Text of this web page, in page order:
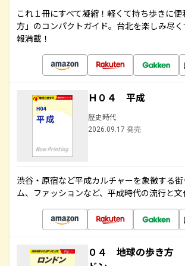
これ１冊にすべて凝縮！軽くて持ち歩きに
方」のコンパクトガイド。台北を楽しみ尽
報満載！
Ｈ０４ 平成
歴史時代
2026.09.17 発売
渋谷・原宿など平成カルチャーを象徴する
ム、ファッションなど、平成時代の流行と文
０４ 地球の歩き方